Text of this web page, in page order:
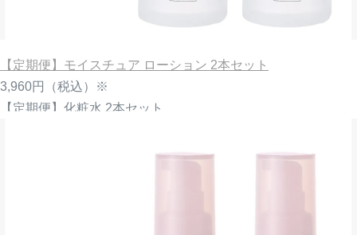
【定期便】モイスチュア ローション 2本セット
3,960円
（税込）※
【定期便】化粧水 2本セット